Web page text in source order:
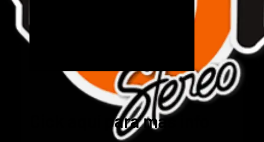
Cick aquí para mas info